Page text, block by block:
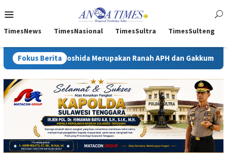
ke
Mobile
TimesNews TimesNasional TimesSultra TimesSulteng
Fokus Berita
Merupakan Ranah APH dan Gakkum ESDM Kejati